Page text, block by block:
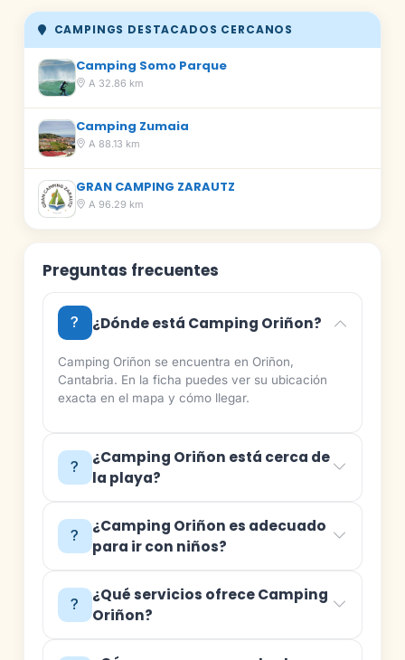
CAMPINGS DESTACADOS CERCANOS
Camping Somo Parque
A 32.86 km
Camping Zumaia
A 88.13 km
GRAN CAMPING ZARAUTZ
A 96.29 km
Preguntas frecuentes
¿Dónde está Camping Oriñon?
Camping Oriñon se encuentra en Oriñon,
Cantabria. En la ficha puedes ver su ubicación
exacta en el mapa y cómo llegar.
¿Camping Oriñon está cerca de
la playa?
¿Camping Oriñon es adecuado
para ir con niños?
¿Qué servicios ofrece Camping
Oriñon?